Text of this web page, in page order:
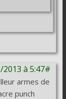
2013 à 5:47#
armes de
punch